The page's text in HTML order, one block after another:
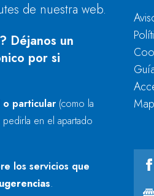
de nuestra web.
Déjanos un
por si
o particular (como la
pedirla en el apartado
los servicios que
.